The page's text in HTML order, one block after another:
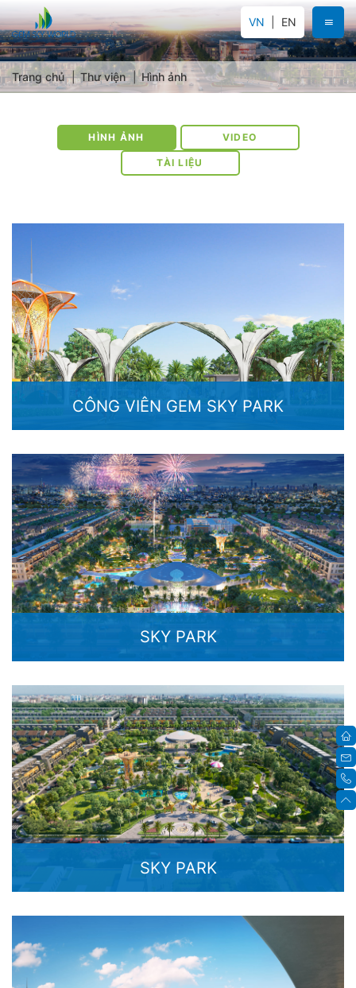
VN EN
Trang chủ Thư viện Hình ảnh
HÌNH ẢNH VIDEO
TÀI LIỆU
CÔNG VIÊN GEM SKY PARK
SKY PARK
SKY PARK